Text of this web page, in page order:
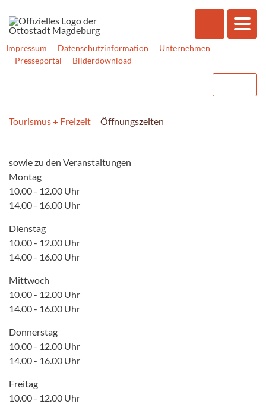
Impressum Datenschutzinformation
Unternehmen
Presseportal
Bilderdownload
Tourismus + Freizeit Öffnungszeiten
sowie zu den Veranstaltungen
Montag
10.00 - 12.00 Uhr
14.00 - 16.00 Uhr
Dienstag
10.00 - 12.00 Uhr
14.00 - 16.00 Uhr
Mittwoch
10.00 - 12.00 Uhr
14.00 - 16.00 Uhr
Donnerstag
10.00 - 12.00 Uhr
14.00 - 16.00 Uhr
Freitag
10.00 - 12.00 Uhr